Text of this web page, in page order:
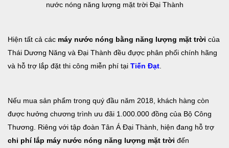
nước nóng năng lượng mặt trời Đại Thành
Hiện tất cả các máy nước nóng bằng năng lượng mặt trời của
Thái Dương Năng và Đại Thành đều đựợc phân phối chính hãng
và hỗ trợ lắp đặt thi công miễn phí tại Tiến Đạt.
Nếu mua sản phẩm trong quý đầu năm 2018, khách hàng còn
được hưởng chương trình ưu đãi 1.000.000 đồng của Bộ Công
Thương. Riêng với tập đoàn Tân Á Đại Thành, hiện đang hỗ trợ
chi phí lắp máy nước nóng năng lượng mặt trời đến